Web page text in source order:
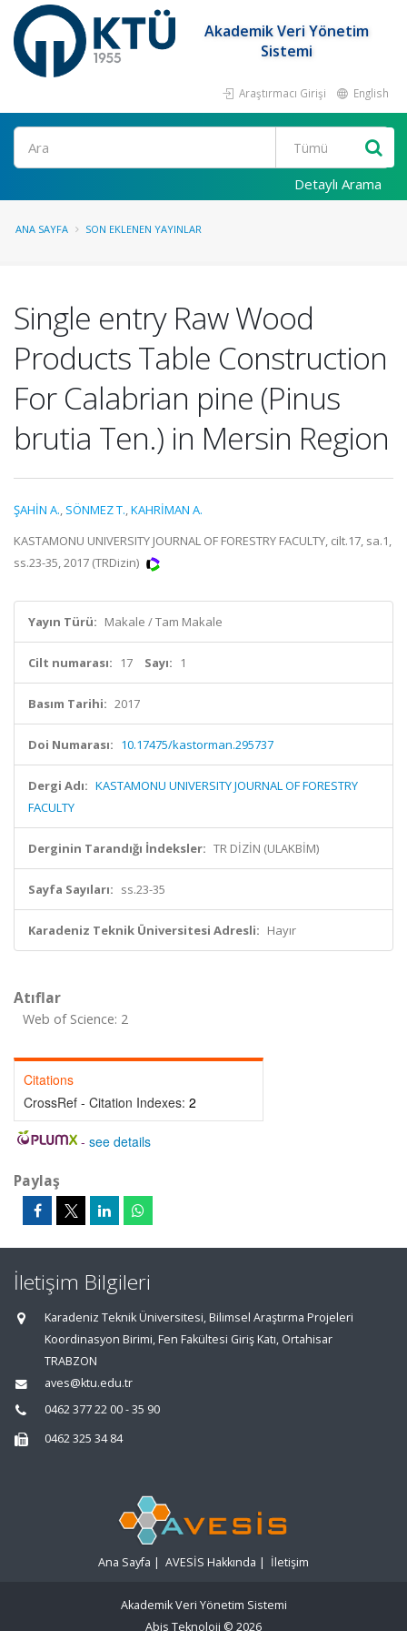
Akademik Veri Yönetim
Sistemi
Araştırmacı Girişi English
Ara
Detaylı Arama
ANA SAYFA SON EKLENEN YAYINLAR
Single entry Raw Wood
Products Table Construction
For Calabrian pine (Pinus
brutia Ten.) in Mersin Region
ŞAHİN A., SÖNMEZ T.,KAHRİMAN A.
KASTAMONU UNIVERSITY JOURNAL OF FORESTRY FACULTY, cilt.17, sa.1,
ss.23-35, 2017 (TRDizin)
Yayın Türü: Makale / Tam Makale
Cilt numarası: 17 Sayı: 1
Basım Tarihi: 2017
Doi Numarası: 10.17475/kastorman.295737
Dergi Adı: KASTAMONU UNIVERSITY JOURNAL OF FORESTRY
FACULTY
Derginin Tarandığı İndeksler: TR DİZİN (ULAKBİM)
Sayfa Sayıları: ss.23-35
Karadeniz Teknik Üniversitesi Adresli: Hayır
Atıflar
Web of Science: 2
Citations
CrossRef - Citation Indexes: 2
- see details
Paylaş
İletişim Bilgileri
Karadeniz Teknik Üniversitesi, Bilimsel Araştırma Projeleri
Koordinasyon Birimi, Fen Fakültesi Giriş Katı, Ortahisar
TRABZON
aves@ktu.edu.tr
0462 377 22 00 - 35 90
0462 325 34 84
Ana Sayfa | AVESİS Hakkında | İletişim
Akademik Veri Yönetim Sistemi
Abis Teknoloji © 2026